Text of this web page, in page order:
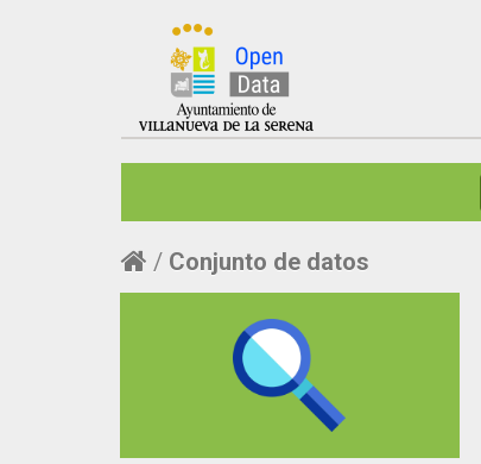
Conjunto de datos